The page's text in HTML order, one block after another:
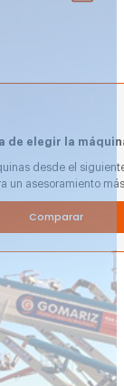
de elegir la
desde el
un asesoramiento
Comparar